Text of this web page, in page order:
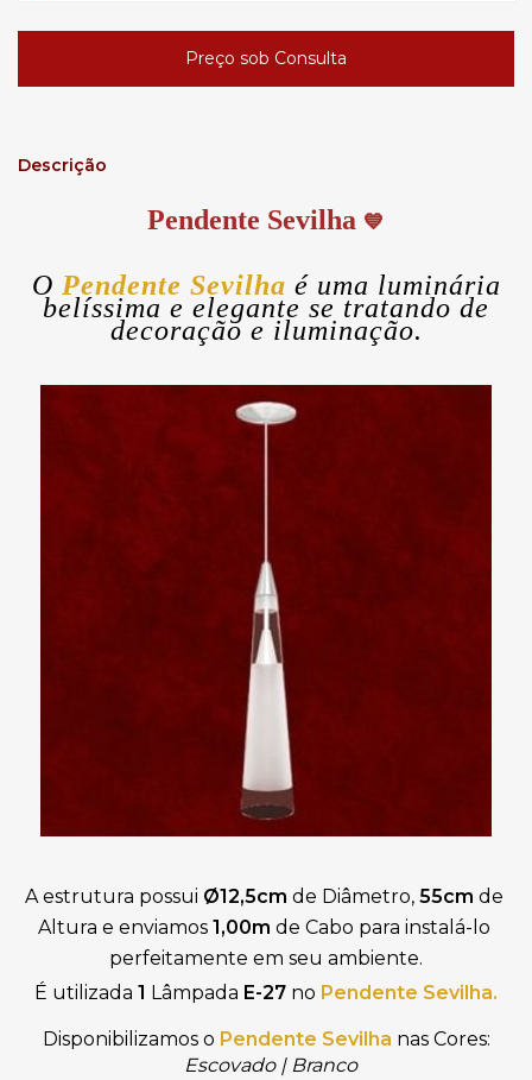
Descrição
Pendente Sevilha 💙
O Pendente Sevilha é uma luminária
belíssima e elegante se tratando de
decoração e iluminação.
A estrutura possui Ø12,5cm de Diâmetro, 55cm de
Altura e enviamos 1,00m de Cabo para instalá-lo
perfeitamente em seu ambiente.
É utilizada 1 Lâmpada E-27 no Pendente Sevilha.
Disponibilizamos o Pendente Sevilha nas Cores:
Escovado| Branco